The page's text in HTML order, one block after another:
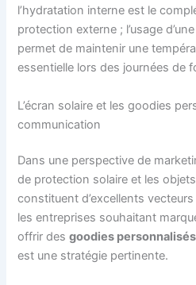
l’hydratation interne est le
protection externe ; l’usage d’une
permet de maintenir une
essentielle lors des journées de
L’écran solaire et les goodies
communication
Dans une perspective de
de protection solaire et les
constituent d’excellents
les entreprises souhaitant
offrir desgoodies personnalisés
est une stratégie pertinente.